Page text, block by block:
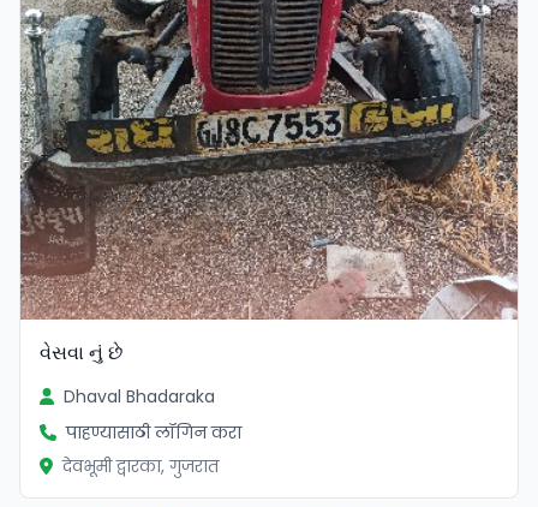
વેસવા નું છે
Dhaval Bhadaraka
पाहण्यासाठी लॉगिन करा
देवभूमी द्वारका, गुजरात